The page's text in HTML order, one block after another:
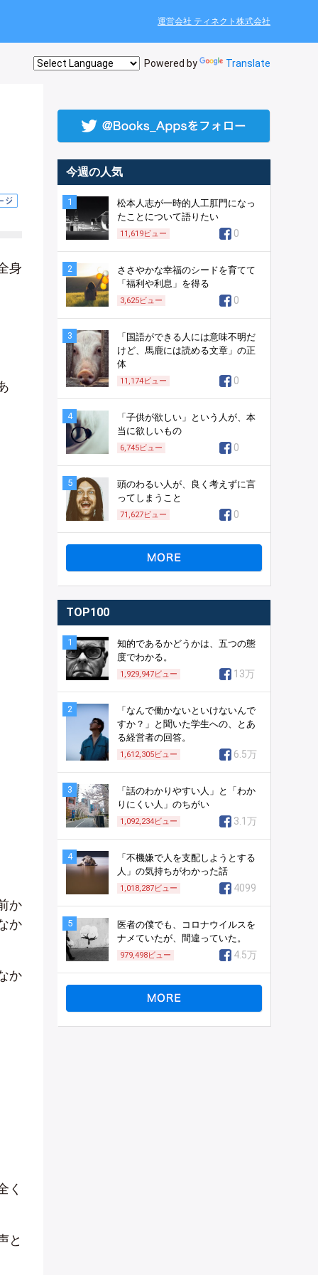
運営会社 ティネクト株式会社
Powered by Translate
身
か
か
か
く
と
今週の人気
1
松本人志が一時的人工肛門になっ
たことについて語りたい
11,619ビュー 0
2
ささやかな幸福のシードを育てて
「福利や利息」を得る
3,625ビュー 0
3
「国語ができる人には意味不明だ
けど、馬鹿には読める文章」の正
体
11,174ビュー 0
4
「子供が欲しい」という人が、本
当に欲しいもの
6,745ビュー 0
5
頭のわるい人が、良く考えずに言
ってしまうこと
71,627ビュー 0
TOP100
1
知的であるかどうかは、五つの態
度でわかる。
1,929,947ビュー 13万
2
「なんで働かないといけないんで
すか？」と聞いた学生への、とあ
る経営者の回答。
1,612,305ビュー 6.5万
3
「話のわかりやすい人」と「わか
りにくい人」のちがい
1,092,234ビュー 3.1万
4
「不機嫌で人を支配しようとする
人」の気持ちがわかった話
1,018,287ビュー 4099
5
医者の僕でも、コロナウイルスを
ナメていたが、間違っていた。
979,498ビュー 4.5万